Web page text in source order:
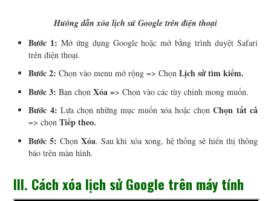
Hướng dẫn xóa lịch sử Google trên điện thoại
Bước 1:Mở ứng dụng Google hoặc mở bằng trình duyệt Safari
trên điện thoại.
Bước 2:Chọn vào menu mở rộng => ChọnLịch sử tìm kiếm.
Bước 3:Bạn chọnXóa => Chọn vào các tùy chỉnh mong muốn.
Bước 4: Lựa chọn những mục muốn xóa hoặc chọnChọn tất cả
=> chọnTiếp theo.
Bước 5: Chọn Xóa. Sau khi xóa xong, hệ thống sẽ hiển thị thông
báo trên màn hình.
III. Cách xóa lịch sử Google trên máy tính